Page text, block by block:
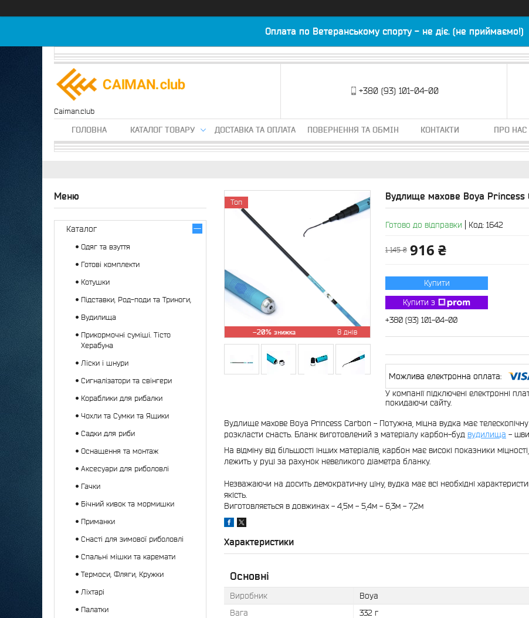
Оплата по Ветеранському спорту - не діє. (не приймаємо!)
Caiman.club
+380 (93) 101-04-00
ГОЛОВНА КАТАЛОГ ТОВАРУ ДОСТАВКА ТА ОПЛАТА ПОВЕРНЕННЯ ТА ОБМІН КОНТАКТИ ПРО НАС
–20% 8 днів
Топ
Вудлище махове Boya Princess
Готово до відправки Код: 1642
1 145 ₴ 916 ₴
Купити
Купити з
+380 (93) 101-04-00
У компанії підключені електронні
покидаючи сайту.
Вудлище махове Boya Princess Carbon - Потужна, міцна вудка має
розкласти снасть. Бланк виготовлений з матеріалу карбон-буд вудилища -
На відміну від більшості інших матеріалів, карбон має високі показники
лежить у руці за рахунок невеликого діаметра бланку.
Незважаючи на досить демократичну ціну, вудка має всі необхідні
якість.
Виготовляється в довжинах - 4,5м - 5,4м - 6,3м - 7,2м
Характеристики
Основні
Виробник
Boya
Вага
332 г
Каталог
Одяг та взуття
Готові комплекти
Котушки
Підставки, Род-поди та Триноги,
Вудилища
Прикормочні суміші. Тісто
Херабуна
Ліски і шнури
Сигналізатори та свінгери
Кораблики для рибалки
Чохли та Сумки та Ящики
Садки для риби
Оснащення та монтаж
Аксесуари для риболовлі
Гачки
Бічний кивок та мормишки
Приманки
Снасті для зимової риболовлі
Спальні мішки та каремати
Термоси, Фляги, Кружки
Ліхтарі
Палатки